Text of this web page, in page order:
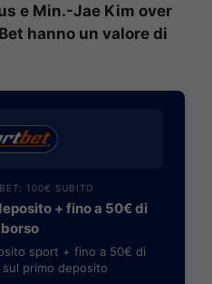
e Min.-Jae Kim over
hanno un valore di
100€ SUBITO
+ fino a 50€ di
sport + fino a 50€ di
primo deposito